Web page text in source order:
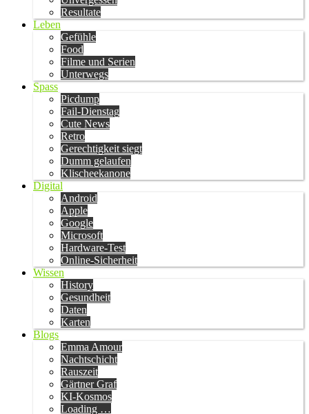
Resultate
Leben
Gefühle
Food
Filme und Serien
Unterwegs
Spass
Picdump
Fail-Dienstag
Cute News
Retro
Gerechtigkeit siegt
Dumm gelaufen
Klischeekanone
Digital
Android
Apple
Google
Microsoft
Hardware-Test
Online-Sicherheit
Wissen
History
Gesundheit
Daten
Karten
Blogs
Emma Amour
Nachtschicht
Rauszeit
Gärtner Graf
KI-Kosmos
Loading …